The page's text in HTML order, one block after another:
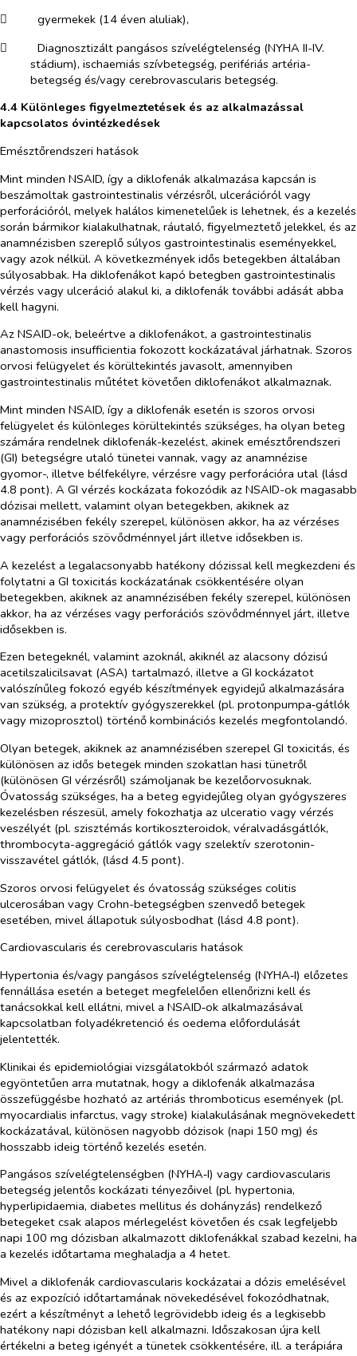
​
gyermekek (14 éven aluliak),
​
Diagnosztizált pangásos szívelégtelenség (NYHA II-IV.
stádium), ischaemiás szívbetegség, perifériás artéria-
betegség és/vagy cerebrovascularis betegség.
4.4 Különleges figyelmeztetések és az alkalmazással
kapcsolatos óvintézkedések
Emésztőrendszeri hatások
Mint minden NSAID, így a diklofenák alkalmazása kapcsán is
beszámoltak gastrointestinalis vérzésről, ulcerációról vagy
perforációról, melyek halálos kimenetelűek is lehetnek, és a kezelés
során bármikor kialakulhatnak, ráutaló, figyelmeztető jelekkel, és az
anamnézisben szereplő súlyos gastrointestinalis eseményekkel,
vagy azok nélkül. A következmények idős betegekben általában
súlyosabbak. Ha diklofenákot kapó betegben gastrointestinalis
vérzés vagy ulceráció alakul ki, a diklofenák további adását abba
kell hagyni.
Az NSAID-ok, beleértve a diklofenákot, a gastrointestinalis
anastomosis insufficientia fokozott kockázatával járhatnak. Szoros
orvosi felügyelet és körültekintés javasolt, amennyiben
gastrointestinalis műtétet követően diklofenákot alkalmaznak.
Mint minden NSAID, így a diklofenák esetén is szoros orvosi
felügyelet és különleges körültekintés szükséges, ha olyan beteg
számára rendelnek diklofenák-kezelést, akinek emésztőrendszeri
(GI) betegségre utaló tünetei vannak, vagy az anamnézise
gyomor-, illetve bélfekélyre, vérzésre vagy perforációra utal (lásd
4.8 pont). A GI vérzés kockázata fokozódik az NSAID-ok magasabb
dózisai mellett, valamint olyan betegekben, akiknek az
anamnézisében fekély szerepel, különösen akkor, ha az vérzéses
vagy perforációs szövődménnyel járt illetve idősekben is.
A kezelést a legalacsonyabb hatékony dózissal kell megkezdeni és
folytatni a GI toxicitás kockázatának csökkentésére olyan
betegekben, akiknek az anamnézisében fekély szerepel, különösen
akkor, ha az vérzéses vagy perforációs szövődménnyel járt, illetve
idősekben is.
Ezen betegeknél, valamint azoknál, akiknél az alacsony dózisú
acetilszalicilsavat (ASA) tartalmazó, illetve a GI kockázatot
valószínűleg fokozó egyéb készítmények egyidejű alkalmazására
van szükség, a protektív gyógyszerekkel (pl. protonpumpa‑gátlók
vagy mizoprosztol) történő kombinációs kezelés megfontolandó.
Olyan betegek, akiknek az anamnézisében szerepel GI toxicitás, és
különösen az idős betegek minden szokatlan hasi tünetről
(különösen GI vérzésről) számoljanak be kezelőorvosuknak.
Óvatosság szükséges, ha a beteg egyidejűleg olyan gyógyszeres
kezelésben részesül, amely fokozhatja az ulceratio vagy vérzés
veszélyét (pl. szisztémás kortikoszteroidok, véralvadásgátlók,
thrombocyta-aggregáció gátlók vagy szelektív szerotonin-
visszavétel gátlók, (lásd 4.5 pont).
Szoros orvosi felügyelet és óvatosság szükséges colitis
ulcerosában vagy Crohn-betegségben szenvedő betegek
esetében, mivel állapotuk súlyosbodhat (lásd 4.8 pont).
Cardiovascularis és cerebrovascularis hatások
Hypertonia és/vagy pangásos szívelégtelenség (NYHA‑I) előzetes
fennállása esetén a beteget megfelelően ellenőrizni kell és
tanácsokkal kell ellátni, mivel a NSAID‑ok alkalmazásával
kapcsolatban folyadékretenció és oedema előfordulását
jelentették.
Klinikai és epidemiológiai vizsgálatokból származó adatok
egyöntetűen arra mutatnak, hogy a diklofenák alkalmazása
összefüggésbe hozható az artériás thromboticus események (pl.
myocardialis infarctus, vagy stroke) kialakulásának megnövekedett
kockázatával, különösen nagyobb dózisok (napi 150 mg) és
hosszabb ideig történő kezelés esetén.
Pangásos szívelégtelenségben (NYHA‑I) vagy cardiovascularis
betegség jelentős kockázati tényezőivel (pl. hypertonia,
hyperlipidaemia, diabetes mellitus és dohányzás) rendelkező
betegeket csak alapos mérlegelést követően és csak legfeljebb
napi 100 mg dózisban alkalmazott diklofenákkal szabad kezelni, ha
a kezelés időtartama meghaladja a 4 hetet.
Mivel a diklofenák cardiovascularis kockázatai a dózis emelésével
és az expozíció időtartamának növekedésével fokozódhatnak,
ezért a készítményt a lehető legrövidebb ideig és a legkisebb
hatékony napi dózisban kell alkalmazni. Időszakosan újra kell
értékelni a beteg igényét a tünetek csökkentésére, ill. a terápiára